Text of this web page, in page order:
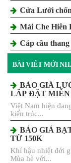
Cửa Lưới
Mái Che Hiên
Cáp cầu thang
BÀI VIẾT MỚI
BÁO GIÁ
LẮP ĐẶT MIỄN
Việt Nam hiện
kiến trúc...
BÁO GIÁ
TỪ 150K
Khí hậu nhiệt đới
Mùa hè với...